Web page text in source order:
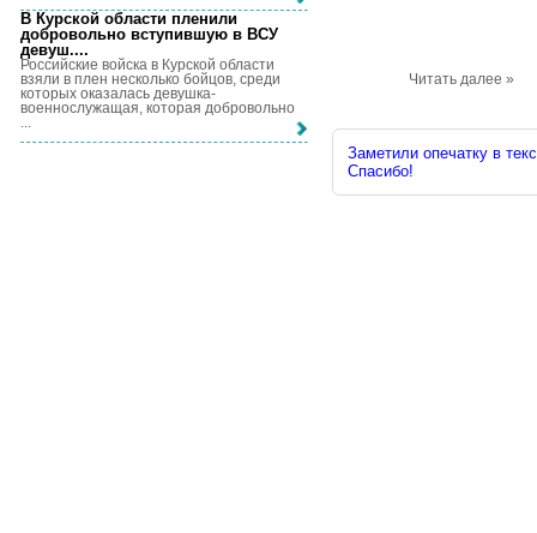
Читать далее »
Заметили опечатку в
Спасибо!
В Курской области пленили
добровольно вступившую в ВСУ
девуш....
Российские войска в Курской области
взяли в плен несколько бойцов, среди
которых оказалась девушка-
военнослужащая, которая добровольно
...